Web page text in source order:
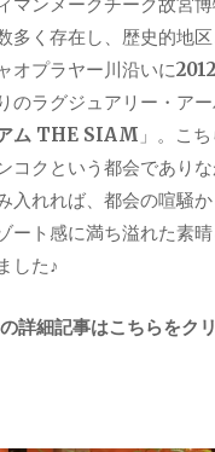
多く存在し、歴史的地
オプラヤー川沿いに
のラグジュアリー・ア
ム THE SIAM 」。こ
コクという都会でありな
入れれば、都会の喧騒
ート感に満ち溢れた素
した♪
詳細記事はこちらをク